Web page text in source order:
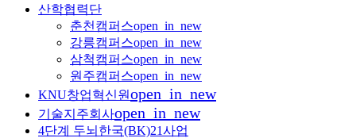
산학협력단
춘천캠퍼스open_in_new
강릉캠퍼스open_in_new
삼척캠퍼스open_in_new
원주캠퍼스open_in_new
KNU창업혁신원open_in_new
기술지주회사open_in_new
4단계 두뇌한국(BK)21사업